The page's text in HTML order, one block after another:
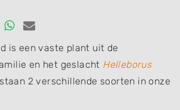
Delen
Whatsapp
Delen
email
is een vaste plant uit de
en het geslacht Helleborus
2 verschillende soorten in onze